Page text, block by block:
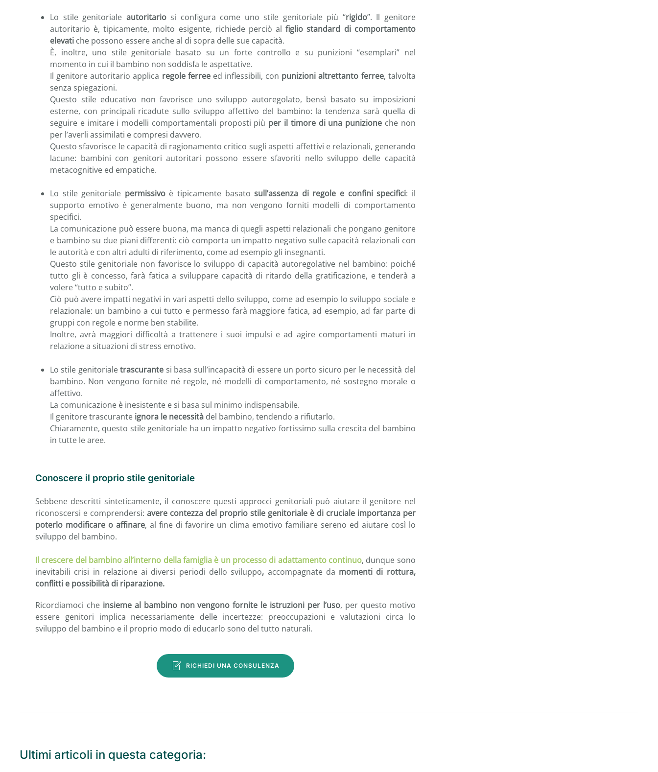
Lo stile genitoriale autoritariosi configura come uno stile genitoriale più “rigido”. Il genitore
autoritario è, tipicamente, molto esigente, richiede perciò alfiglio standard di comportamento
elevati che possono essere anche al di sopra delle sue capacità.
È, inoltre, uno stile genitoriale basato su un forte controllo e su punizioni “esemplari” nel
momento in cui il bambino non soddisfa le aspettative.
Il genitore autoritario applica regole ferreeed inflessibili, con punizioni altrettanto ferree, talvolta
senza spiegazioni.
Questo stile educativo non favorisce uno sviluppo autoregolato, bensì basato su imposizioni
esterne, con principali ricadute sullo sviluppo affettivo del bambino: la tendenza sarà quella di
seguire e imitare i modelli comportamentali proposti più per il timore di una punizione che non
per l’averli assimilati e compresi davvero.
Questo sfavorisce le capacità di ragionamento critico sugli aspetti affettivi e relazionali, generando
lacune: bambini con genitori autoritari possono essere sfavoriti nello sviluppo delle capacità
metacognitive ed empatiche.
Lo stile genitoriale permissivo è tipicamente basatosull’assenza di regole e confini specifici: il
supporto emotivo è generalmente buono, ma non vengono forniti modelli di comportamento
specifici.
La comunicazione può essere buona, ma manca di quegli aspetti relazionali che pongano genitore
e bambino su due piani differenti: ciò comporta un impatto negativo sulle capacità relazionali con
le autorità e con altri adulti di riferimento, come ad esempio gli insegnanti.
Questo stile genitoriale non favorisce lo sviluppo di capacità autoregolative nel bambino: poiché
tutto gli è concesso, farà fatica a sviluppare capacità di ritardo della gratificazione, e tenderà a
volere “tutto e subito”.
Ciò può avere impatti negativi in vari aspetti dello sviluppo, come ad esempio lo sviluppo sociale e
relazionale: un bambino a cui tutto e permesso farà maggiore fatica, ad esempio, ad far parte di
gruppi con regole e norme ben stabilite.
Inoltre, avrà maggiori difficoltà a trattenere i suoi impulsi e ad agire comportamenti maturi in
relazione a situazioni di stress emotivo.
Lo stile genitorialetrascurante si basa sull’incapacità di essere un porto sicuro per le necessità del
bambino. Non vengono fornite né regole, né modelli di comportamento, né sostegno morale o
affettivo.
La comunicazione è inesistente e si basa sul minimo indispensabile.
Il genitore trascurante ignora le necessità del bambino, tendendo a rifiutarlo.
Chiaramente, questo stile genitoriale ha un impatto negativo fortissimo sulla crescita del bambino
in tutte le aree.
Conoscere il proprio stile genitoriale
Sebbene descritti sinteticamente, il conoscere questi approcci genitoriali può aiutare il genitore nel
riconoscersi e comprendersi: avere contezza del proprio stile genitoriale è di cruciale importanza per
poterlo modificare o affinare, al fine di favorire un clima emotivo familiare sereno ed aiutare così lo
sviluppo del bambino.
Il crescere del bambino all’interno della famiglia è un processo di adattamento continuo, dunque sono
inevitabili crisi in relazione ai diversi periodi dello sviluppo, accompagnate da momenti di rottura,
conflitti e possibilità di riparazione.
Ricordiamoci che insieme al bambino non vengono fornite le istruzioni per l’uso, per questo motivo
essere genitori implica necessariamente delle incertezze: preoccupazioni e valutazioni circa lo
sviluppo del bambino e il proprio modo di educarlo sono del tutto naturali.
RICHIEDI UNA CONSULENZA
Ultimi articoli in questa categoria: